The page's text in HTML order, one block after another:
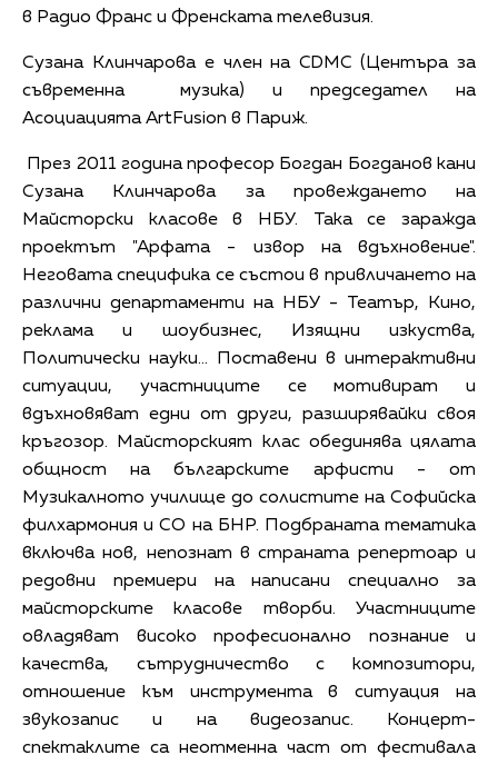
в Радио Франс и Френската телевизия.
Сузана Клинчарова е член на CDMC (Центъра за
съвременна музика) и председател на
Асоциацията ArtFusion в Париж.
През 2011 година професор Богдан Богданов кани
Сузана Клинчарова за провеждането на
Майсторски класове в НБУ. Така се заражда
проектът "Арфата - извор на вдъхновение".
Неговата специфика се състои в привличането на
различни департаменти на НБУ - Театър, Кино,
реклама и шоубизнес, Изящни изкуства,
Политически науки... Поставени в интерактивни
ситуации, участниците се мотивират и
вдъхновяват едни от други, разширявайки своя
кръгозор. Майсторският клас обединява цялата
общност на българските арфисти - от
Музикалното училище до солистите на Софийска
филхармония и СО на БНР. Подбраната тематика
включва нов, непознат в страната репертоар и
редовни премиери на написани специално за
майсторските класове творби. Участниците
овладяват високо професионално познание и
качества, сътрудничество с композитори,
отношение към инструмента в ситуация на
звукозапис и на видеозапис. Концерт-
спектаклите са неотменна част от фестивала